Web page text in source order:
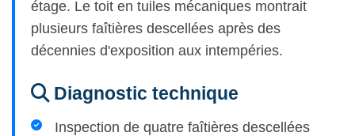
étage. Le toit en tuiles mécaniques montrait
plusieurs faîtières descellées après des
décennies d'exposition aux intempéries.
Diagnostic technique
Inspection de quatre faîtières descellées